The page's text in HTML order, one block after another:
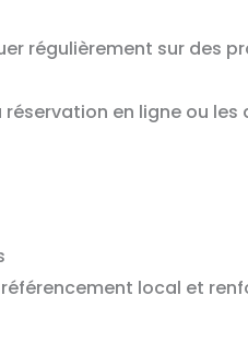
régulièrement sur des
en ligne ou
local et